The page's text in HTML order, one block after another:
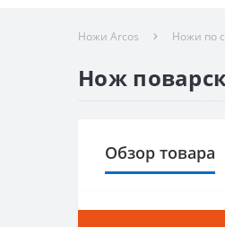
Ножи Arcos Ножи по
Нож
Обзор товара